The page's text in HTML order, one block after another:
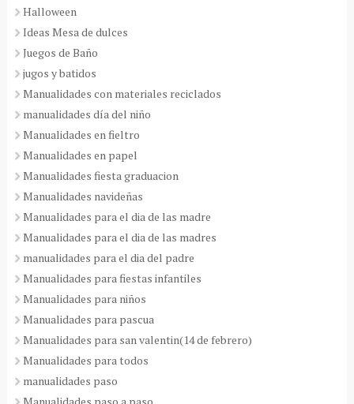
Halloween
Ideas Mesa de dulces
Juegos de Baño
jugos y batidos
Manualidades con materiales reciclados
manualidades día del niño
Manualidades en fieltro
Manualidades en papel
Manualidades fiesta graduacion
Manualidades navideñas
Manualidades para el dia de las madre
Manualidades para el dia de las madres
manualidades para el dia del padre
Manualidades para fiestas infantiles
Manualidades para niños
Manualidades para pascua
Manualidades para san valentin(14 de febrero)
Manualidades para todos
manualidades paso